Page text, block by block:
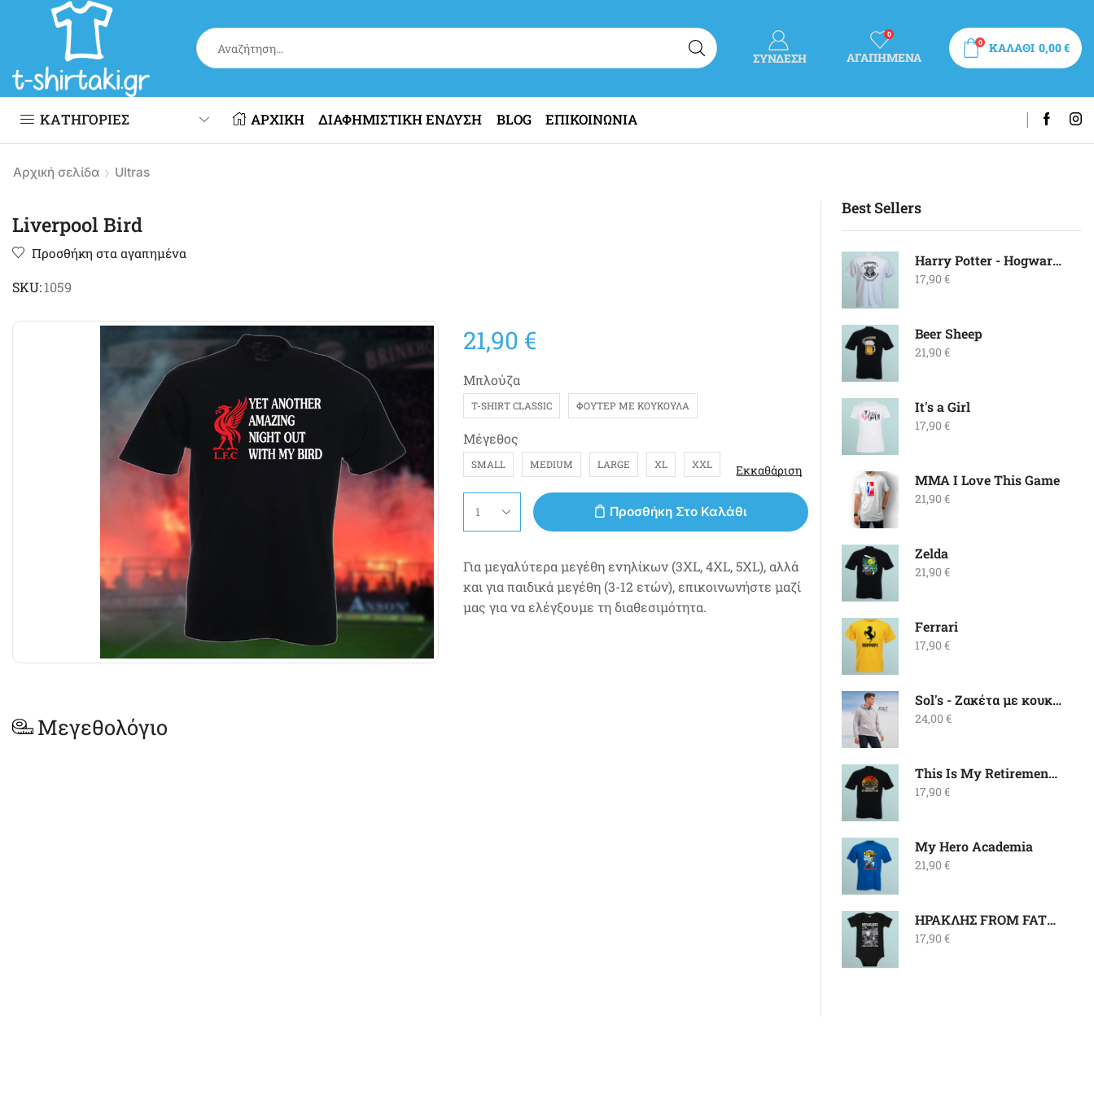
ΣΎΝΔΕΣΗ
0
ΑΓΑΠΗΜΕΝΑ
0 ΚΑΛΑΘΙ 0,00€
ΚΑΤΗΓΟΡΙΕΣ ΑΡΧΙΚΗ ΔΙΑΦΗΜΙΣΤΙΚΗ ΕΝΔΥΣΗ BLOG ΕΠΙΚΟΙΝΩΝΙΑ
Αρχική σελίδα Ultras
Liverpool Bird
Προσθήκη στα αγαπημένα
SKU:1059
Μεγεθολόγιο
21,90 €
Μπλούζα
T-SHIRT CLASSIC ΦΟΎΤΕΡ ΜΕ ΚΟΥΚΟΎΛΑ
Μέγεθος
SMALL MEDIUM LARGE XL XXL Εκκαθάριση
Προσθήκη Στο Καλάθι
Για μεγαλύτερα μεγέθη ενηλίκων (3XL, 4XL, 5XL), αλλά
και για παιδικά μεγέθη (3-12 ετών), επικοινωνήστε μαζί
μας για να ελέγξουμε τη διαθεσιμότητα.
Best Sellers
Harry Potter - Hogwarts
17,90 €
Beer Sheep
21,90 €
It's a Girl
17,90 €
MMA I Love This Game
21,90 €
Zelda
21,90 €
Ferrari
17,90 €
Sol's - Ζακέτα με κουκούλα Stone
24,00 €
This Is My Retirement Plan
17,90 €
My Hero Academia
21,90 €
ΗΡΑΚΛΗΣ FROM FATHER TO SON Βρεφικό
17,90 €